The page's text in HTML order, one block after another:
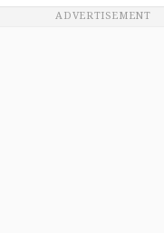
ADVERTISEMENT